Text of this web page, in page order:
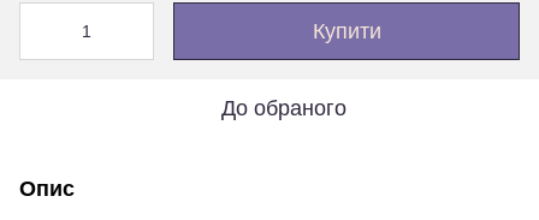
Купити
До обраного
Опис